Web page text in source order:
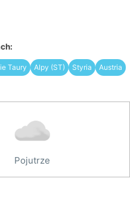
Taury Alpy (ST) Styria
Austria
Pojutrze